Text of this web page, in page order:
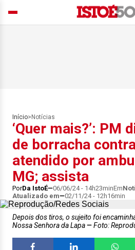
Início> Notícias
‘Quer mais?’: PM
de borracha
atendido por
MG; assista
PorDa IstoÉ 06/06/24 - 14h23minEm
Atualizado em
02/11/24 - 12h16min
Depois dos tiros, o sujeito foi
Nossa Senhora da Lapa
Foto: